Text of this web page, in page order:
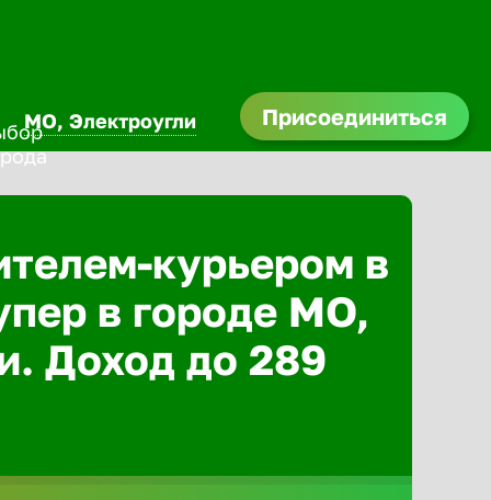
МО, Электроугли Присоединиться
курьером в
в городе МО,
Доход до 289